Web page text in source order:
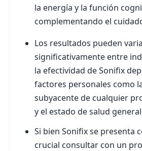
la energía y la función
complementando el
Los resultados pueden
significativamente entre
la efectividad de Sonifix
factores personales como
subyacente de cualquier
y el estado de salud
Si bien Sonifix se presenta
crucial consultar con un